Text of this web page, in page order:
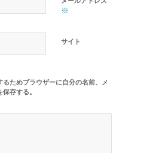
※
サイト
ためブラウザーに自分の名前、メ
存する。